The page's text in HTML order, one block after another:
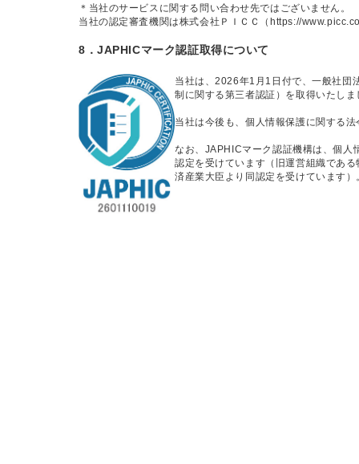
＊当社のサービスに関する問い合わせ先ではございません。
当社の認定審査機関は株式会社ＰＩＣＣ（https://
8．JAPHICマーク認証取得について
当社は、2026年1月1日付で、一般社団
制に関する第三者認証）を取得いたし
当社は今後も、個人情報保護に関する
なお、JAPHICマーク認証機構は、個人
認定を受けています（旧運営組織であ
済産業大臣より同認定を受けています）